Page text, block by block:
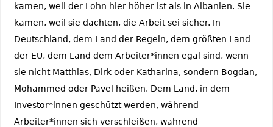
kamen, weil der Lohn hier höher ist als in Albanien. Sie
kamen, weil sie dachten, die Arbeit sei sicher. In
Deutschland, dem Land der Regeln, dem größten Land
der EU, dem Land dem Arbeiter*innen egal sind, wenn
sie nicht Matthias, Dirk oder Katharina, sondern Bogdan,
Mohammed oder Pavel heißen. Dem Land, in dem
Investor*innen geschützt werden, während
Arbeiter*innen sich verschleißen, während